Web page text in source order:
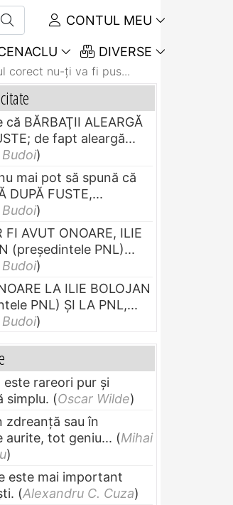
CONTUL MEU
DIVERSE
corect nu-ți va fi pus...
că BĂRBAŢII ALEARGĂ
de fapt aleargă...
)
mai pot să spună că
DUPĂ FUSTE,...
)
FI AVUT ONOARE, ILIE
(preşedintele PNL)...
)
LA ILIE BOLOJAN
PNL) ŞI LA PNL,...
)
este rareori pur și
simplu. (Oscar Wilde)
zdreanţă sau în
aurite, tot geniu... (Mihai
)
este mai important
(Alexandru C. Cuza)